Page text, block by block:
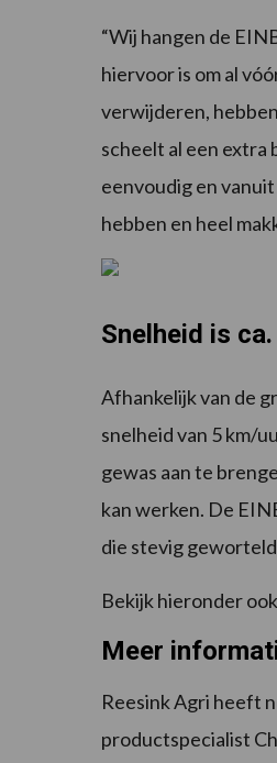
“Wij hangen de
hiervoor is om al
verwijderen,
scheelt al een extra
eenvoudig en
hebben en heel
Snelheid is
Afhankelijk van de
snelheid van 5 km/
gewas aan te
kan werken. De
die stevig geworteld
Bekijk hieronder
Meer
Reesink Agri heeft
productspecialist